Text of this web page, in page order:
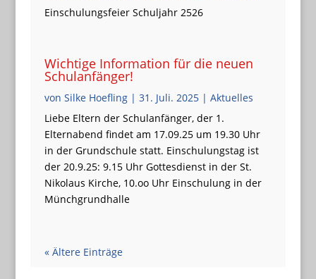
Einschulungsfeier Schuljahr 2526
Wichtige Information für die neuen
Schulanfänger!
von Silke Hoefling| 31. Juli. 2025| Aktuelles
Liebe Eltern der Schulanfänger, der 1.
Elternabend findet am 17.09.25 um 19.30 Uhr
in der Grundschule statt. Einschulungstag ist
der 20.9.25: 9.15 Uhr Gottesdienst in der St.
Nikolaus Kirche, 10.oo Uhr Einschulung in der
Münchgrundhalle
« Ältere Einträge